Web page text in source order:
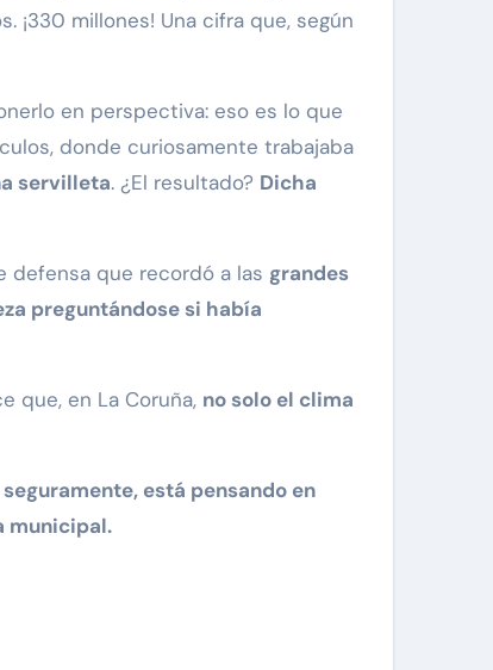
¡330 millones! Una cifra que, según
en perspectiva: eso es lo que
donde curiosamente trabajaba
servilleta. ¿El resultado? Dicha
defensa que recordó a las grandes
preguntándose si había
que, en La Coruña, no solo el clima
está pensando en
municipal.